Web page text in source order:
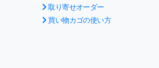
取り寄せオーダー
買い物カゴの使い方